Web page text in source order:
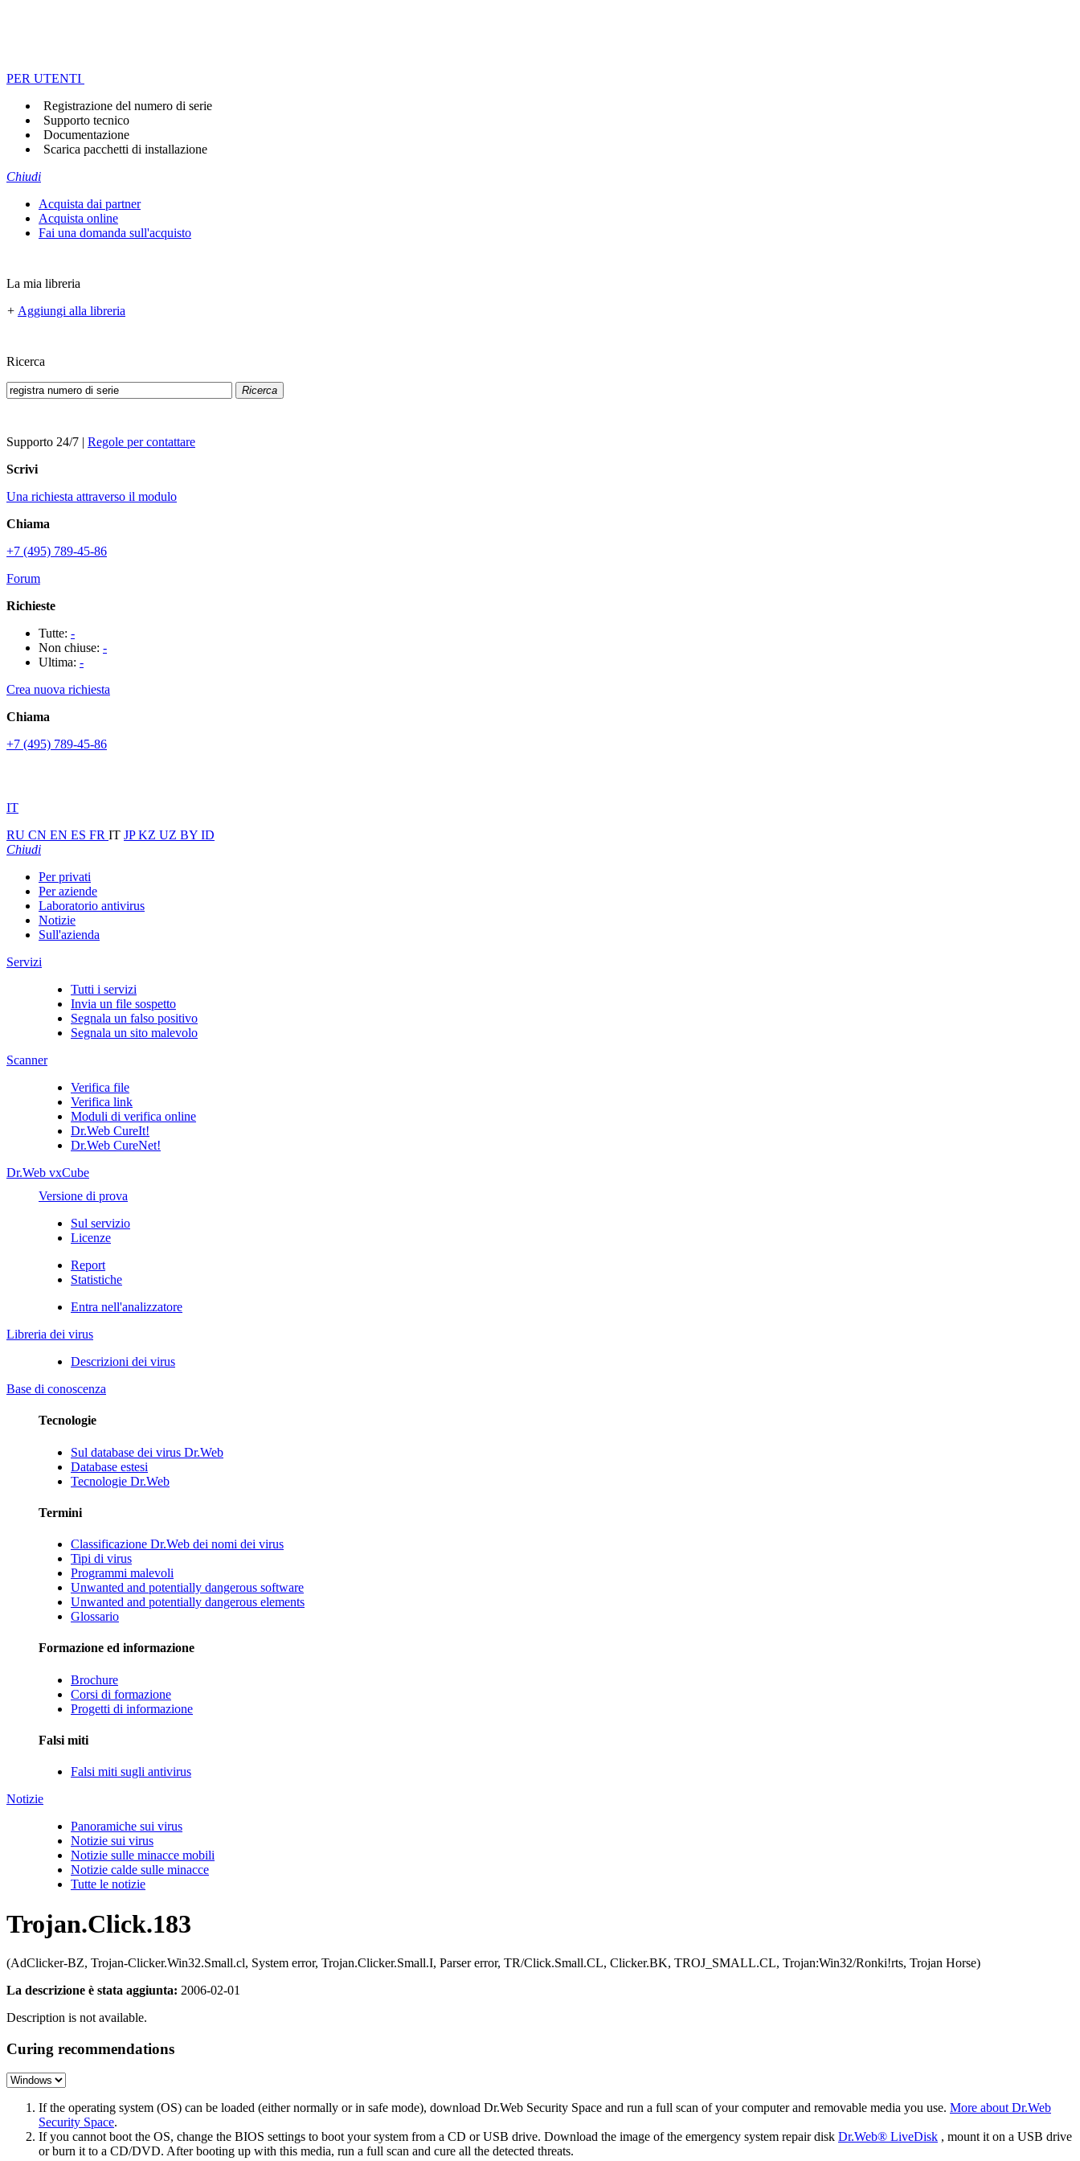
PER UTENTI
Registrazione del numero di serie
Supporto tecnico
Documentazione
Scarica pacchetti di installazione
Chiudi
Acquista dai partner
Acquista online
Fai una domanda sull'acquisto
La mia libreria
+ Aggiungi alla libreria
Ricerca
Ricerca
Supporto 24/7 | Regole per contattare
Scrivi
Una richiesta attraverso il modulo
Chiama
+7 (495) 789-45-86
Forum
Richieste
Tutte: -
Non chiuse: -
Ultima: -
Crea nuova richiesta
Chiama
+7 (495) 789-45-86
IT
RU CN EN ES FR IT JPKZ UZ BY ID
Chiudi
Per privati
Per aziende
Laboratorio antivirus
Notizie
Sull'azienda
Servizi
Tutti i servizi
Invia un file sospetto
Segnala un falso positivo
Segnala un sito malevolo
Scanner
Verifica file
Verifica link
Moduli di verifica online
Dr.Web CureIt!
Dr.Web CureNet!
Dr.Web vxCube
Versione di prova
Sul servizio
Licenze
Report
Statistiche
Entra nell'analizzatore
Libreria dei virus
Descrizioni dei virus
Base di conoscenza
Tecnologie
Sul database dei virus Dr.Web
Database estesi
Tecnologie Dr.Web
Termini
Classificazione Dr.Web dei nomi dei virus
Tipi di virus
Programmi malevoli
Unwanted and potentially dangerous software
Unwanted and potentially dangerous elements
Glossario
Formazione ed informazione
Brochure
Corsi di formazione
Progetti di informazione
Falsi miti
Falsi miti sugli antivirus
Notizie
Panoramiche sui virus
Notizie sui virus
Notizie sulle minacce mobili
Notizie calde sulle minacce
Tutte le notizie
Trojan.Click.183
(AdClicker-BZ, Trojan-Clicker.Win32.Small.cl, System error, Trojan.Clicker.Small.I, Parser error, TR/Click.Small.CL, Clicker.BK, TROJ_SMALL.CL, Trojan:Win32/Ronki!rts, Trojan Horse)
La descrizione è stata aggiunta: 2006-02-01
Description is not available.
Curing recommendations
If the operating system (OS) can be loaded (either normally or in safe mode), download Dr.Web Security Space and run a full scan of your computer and removable media you use. More about Dr.Web
Security Space.
If you cannot boot the OS, change the BIOS settings to boot your system from a CD or USB drive. Download the image of the emergency system repair disk Dr.Web® LiveDisk , mount it on a USB drive
or burn it to a CD/DVD. After booting up with this media, run a full scan and cure all the detected threats.